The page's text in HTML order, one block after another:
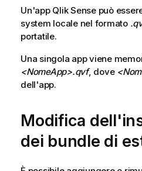
Un'app Qlik Sensepuò
system locale nel formato
portatile.
Una singola app viene
<NomeApp>.qvf, dove
dell'app.
Modifica
dei bundle di